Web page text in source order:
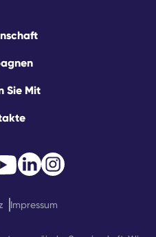
Sie Mit
Impressum